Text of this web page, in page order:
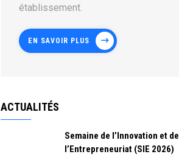
établissement.
EN SAVOIR PLUS
ACTUALITÉS
Semaine de l’Innovation et de
l’Entrepreneuriat (SIE 2026)